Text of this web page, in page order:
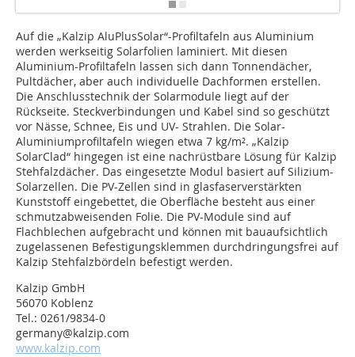
Auf die „Kalzip AluPlusSolar“-Profiltafeln aus Aluminium
werden werkseitig Solarfolien laminiert. Mit diesen
Aluminium-Profiltafeln lassen sich dann Tonnendächer,
Pultdächer, aber auch individuelle Dachformen erstellen.
Die Anschlusstechnik der Solarmodule liegt auf der
Rückseite. Steckverbindungen und Kabel sind so geschützt
vor Nässe, Schnee, Eis und UV- Strahlen. Die Solar-
Aluminiumprofiltafeln wiegen etwa 7 kg/m². „Kalzip
SolarClad“ hingegen ist eine nachrüstbare ­Lösung für Kalzip
Stehfalzdächer. Das eingesetzte Modul basiert auf Si­­­­lizium-
Solarzellen. Die PV-Zellen sind in glasfaserverstärkten
Kunststoff eingebettet, die Oberfläche besteht aus einer
schmutzabweisenden Folie. Die PV-Module sind auf
Flachblechen aufgebracht und können mit bauaufsichtlich
zugelassenen Befestigungsklemmen durchdringungsfrei auf
Kalzip Stehfalzbördeln befestigt werden.
Kalzip GmbH
56070 Koblenz
Tel.: 0261/9834-0
germany@kalzip.com
www.kalzip.com